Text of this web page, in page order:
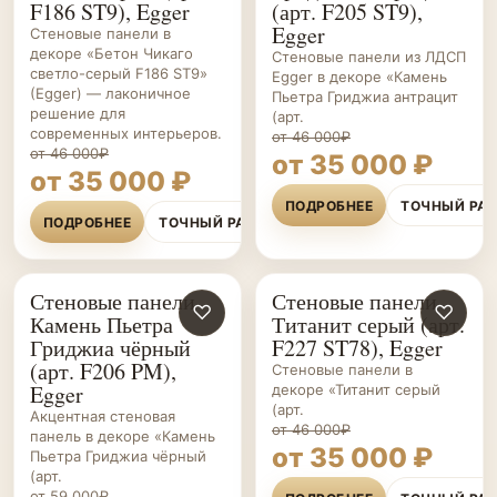
F186 ST9), Egger
Стеновые панели в
декоре «Бетон Чикаго
светло-серый F186 ST9»
(Egger) — лаконичное
решение для
современных интерьеров.
от 46 000₽
от 35 000 ₽
ПОДРОБНЕЕ ТОЧНЫЙ РАСЧЁТ
(арт. F205 ST9),
Egger
Стеновые панели из ЛДСП
Egger в декоре «Камень
Пьетра Гриджиа антрацит
(арт.
от 46 000₽
от 35 000 ₽
ПОДРОБНЕЕ ТОЧНЫЙ
СТЕНОВЫЕ
ПАНЕЛИ НА ЗАКАЗ
♡
Стеновые панели
Камень Пьетра
Гриджиа чёрный
(арт. F206 PM),
Egger
Акцентная стеновая
панель в декоре «Камень
Пьетра Гриджиа чёрный
(арт.
СТЕНОВЫЕ
ПАНЕЛИ НА ЗАКАЗ
♡
Стеновые панели
Титанит серый (арт.
F227 ST78), Egger
Стеновые панели в
декоре «Титанит серый
(арт.
от 46 000₽
от 35 000 ₽